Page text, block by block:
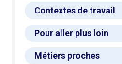
Contextes de travail
Pour aller plus loin
Métiers proches